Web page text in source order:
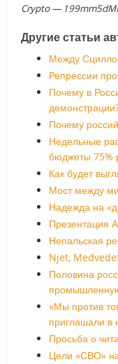
Crypto —
Другие статьи
Между
Репрессии
Почему в
Почему
Недельные
бюджеты 75%
Как будет
Мост между
Надежда на
Презентация
Непальская
Njet,
Половина
«Мы против
приглашали в
Просьба о
Цели «СВО»